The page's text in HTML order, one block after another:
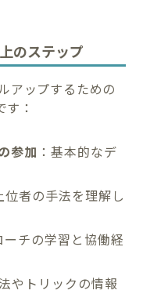
のステップ
アップするための
：
参加 ：基本的なデ
位者の手法を理解し
ーチの学習と協働経
やトリックの情報